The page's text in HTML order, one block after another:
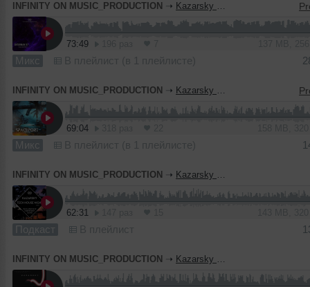
INFINITY ON MUSIC_PRODUCTION ➝ Kazarsky - Shturman 37 (INFINITY ON MUSIC PRODUCTION)
73:49
Микс В плейлист (в 1 плейлисте)
INFINITY ON MUSIC_PRODUCTION ➝ Kazarsky - SpacePort (INFINITY ON MUSIC PRODUCTION)
69:04
Микс В плейлист (в 1 плейлисте)
INFINITY ON MUSIC_PRODUCTION ➝ Kazarsky - Tech House Night # 001 (INFINITY ON MUSIC PODCAST)
62:31
Подкаст В плейлист
INFINITY ON MUSIC_PRODUCTION ➝ Kazarsky - Tech Amnesia (INFINITY ON MUSIC)